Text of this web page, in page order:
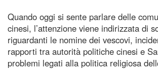
Quando oggi si sente parlare delle
cinesi, l’attenzione viene indirizzata di
riguardanti le nomine dei vescovi,
rapporti tra autorità politiche cinesi e
problemi legati alla politica religiosa